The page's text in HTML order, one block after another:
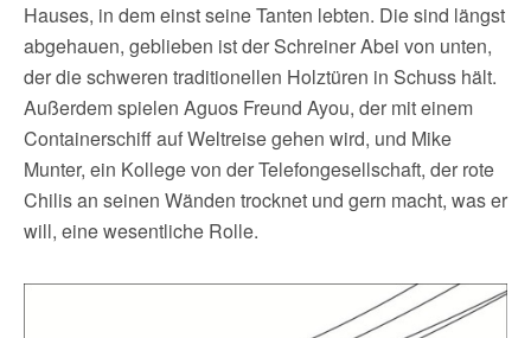
Hauses, in dem einst seine Tanten lebten. Die sind längst
abgehauen, geblieben ist der Schreiner Abei von unten,
der die schweren traditionellen Holztüren in Schuss hält.
Außerdem spielen Aguos Freund Ayou, der mit einem
Containerschiff auf Weltreise gehen wird, und Mike
Munter, ein Kollege von der Telefongesellschaft, der rote
Chilis an seinen Wänden trocknet und gern macht, was er
will, eine wesentliche Rolle.